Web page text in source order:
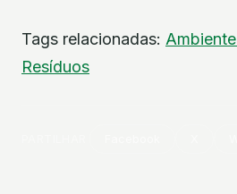
Tags relacionadas: Ambiente
Resíduos